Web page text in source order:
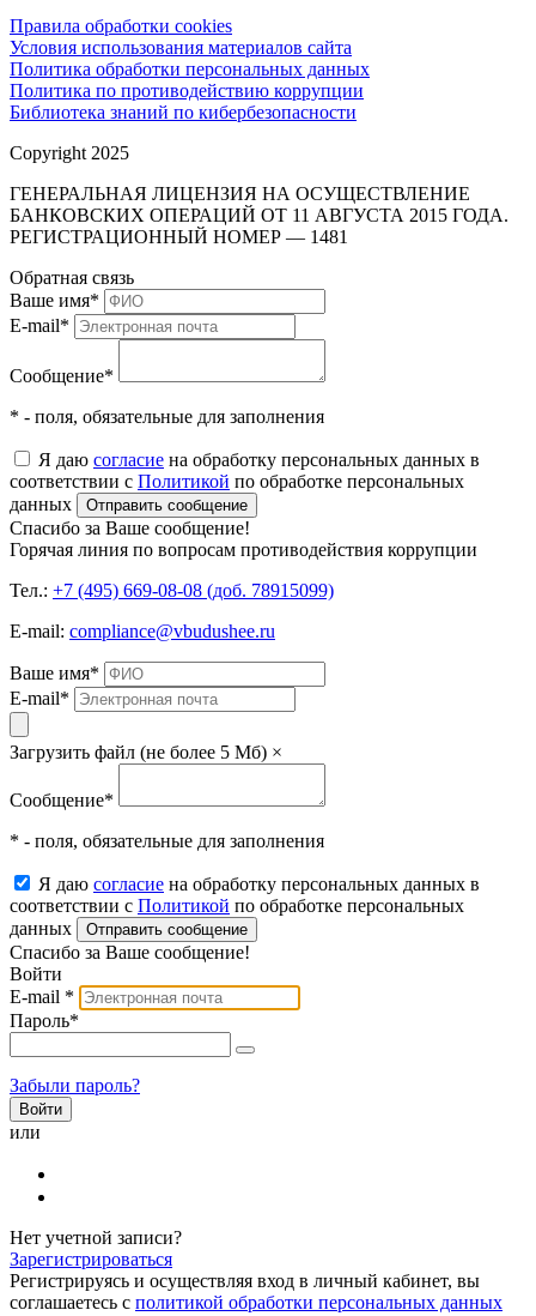
Правила обработки cookies
Условия использования материалов сайта
Политика обработки персональных данных
Политика по противодействию коррупции
Библиотека знаний по кибербезопасности
Copyright 2025
ГЕНЕРАЛЬНАЯ ЛИЦЕНЗИЯ НА ОСУЩЕСТВЛЕНИЕ
БАНКОВСКИХ ОПЕРАЦИЙ ОТ 11 АВГУСТА 2015 ГОДА.
РЕГИСТРАЦИОННЫЙ НОМЕР — 1481
Обратная связь
Ваше имя*
E-mail*
Сообщение*
* - поля, обязательные для заполнения
Я даю согласие на обработку персональных данных в
соответствии с Политикой по обработке персональных
данных
Отправить сообщение
Спасибо за Ваше сообщение!
Горячая линия по вопросам противодействия коррупции
Тел.: +7 (495) 669-08-08 (доб. 78915099)
E-mail: compliance@vbudushee.ru
Ваше имя*
E-mail*
Загрузить файл (не более 5 Мб) ×
Сообщение*
* - поля, обязательные для заполнения
Я даю согласие на обработку персональных данных в
соответствии с Политикой по обработке персональных
данных
Отправить сообщение
Спасибо за Ваше сообщение!
Войти
E-mail *
Пароль*
Забыли пароль?
или
Нет учетной записи?
Зарегистрироваться
Регистрируясь и осуществляя вход в личный кабинет, вы
соглашаетесь с политикой обработки персональных данных